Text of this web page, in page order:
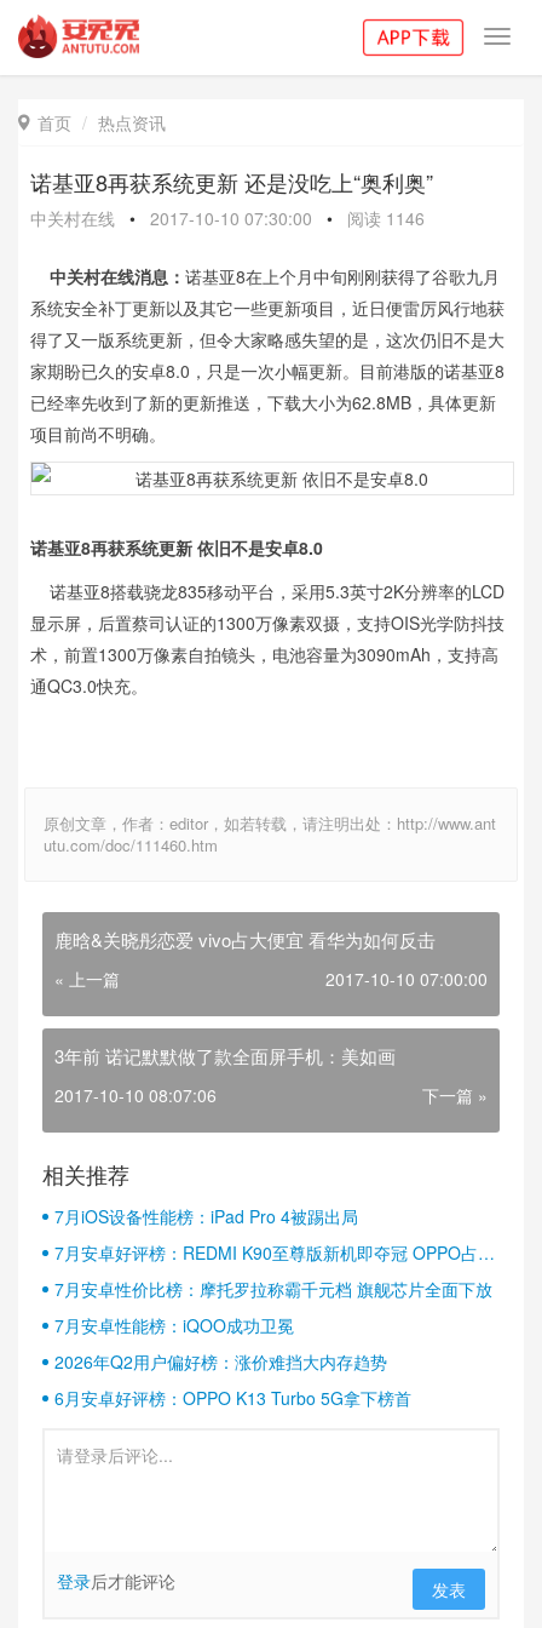
 首页 热点资讯
诺基亚8再获系统更新 还是没吃上“奥利奥”
中关村在线 • 2017-10-10 07:30:00 • 阅读 1146
中关村在线消息： 诺基亚8在上个月中旬刚刚获得了谷歌九月
系统安全补丁更新以及其它一些更新项目，近日便雷厉风行地获
得了又一版系统更新，但令大家略感失望的是，这次仍旧不是大
家期盼已久的安卓8.0，只是一次小幅更新。目前港版的诺基亚8
已经率先收到了新的更新推送，下载大小为62.8MB，具体更新
项目前尚不明确。
诺基亚8再获系统更新 依旧不是安卓8.0
诺基亚8搭载骁龙835移动平台，采用5.3英寸2K分辨率的LCD
显示屏，后置蔡司认证的1300万像素双摄，支持OIS光学防抖技
术，前置1300万像素自拍镜头，电池容量为3090mAh，支持高
通QC3.0快充。
原创文章，作者：editor，如若转载，请注明出处：http://www.ant
utu.com/doc/111460.htm
鹿晗&关晓彤恋爱 vivo占大便宜 看华为如何反击
« 上一篇 2017-10-10 07:00:00
3年前 诺记默默做了款全面屏手机：美如画
2017-10-10 08:07:06 下一篇 »
相关推荐
7月iOS设备性能榜：iPad Pro 4被踢出局
7月安卓好评榜：REDMI K90至尊版新机即夺冠 OPPO占据
半壁江山
7月安卓性价比榜：摩托罗拉称霸千元档 旗舰芯片全面下放
7月安卓性能榜：iQOO成功卫冕
2026年Q2用户偏好榜：涨价难挡大内存趋势
6月安卓好评榜：OPPO K13 Turbo 5G拿下榜首
登录后才能评论 发表